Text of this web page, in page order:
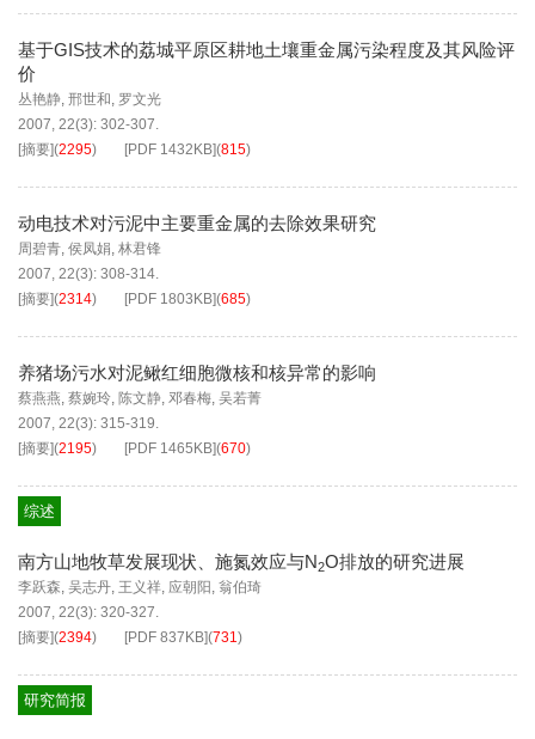
基于GIS技术的荔城平原区耕地土壤重金属污染程度及其风险评
价
丛艳静, 邢世和, 罗文光
2007, 22(3): 302-307.
[摘要](2295) [PDF 1432KB](815)
动电技术对污泥中主要重金属的去除效果研究
周碧青, 侯凤娟, 林君锋
2007, 22(3): 308-314.
[摘要](2314) [PDF 1803KB](685)
养猪场污水对泥鳅红细胞微核和核异常的影响
蔡燕燕, 蔡婉玲, 陈文静, 邓春梅, 吴若菁
2007, 22(3): 315-319.
[摘要](2195) [PDF 1465KB](670)
综述
南方山地牧草发展现状、施氮效应与N2O排放的研究进展
李跃森, 吴志丹, 王义祥, 应朝阳 , 翁伯琦
2007, 22(3): 320-327.
[摘要](2394) [PDF 837KB](731)
研究简报